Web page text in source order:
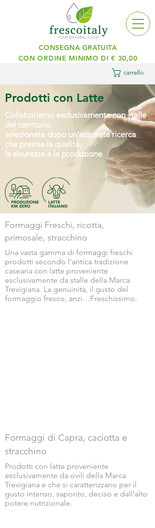
carrello
CONSEGNA GRATUITA
CON ORDINE MINIMO DI € 30,00
Prodotti con Latte
Collaboriamo esclusivamente con stalle
del territorio,
selezionate dopo un’accurata ricerca
che premia la qualità,
la sicurezza e la produzione
Formaggi Freschi, ricotta,
primosale, stracchino
Una vasta gamma di formaggi freschi
prodotti secondo l’antica tradizione
casearia con latte proveniente
esclusivamente da stalle della Marca
Trevigiana. La genuinità, il gusto del
formaggio fresco, anzi…Freschissimo.
Formaggi di Capra, caciotta e
stracchino
Prodotti con latte proveniente
esclusivamente da ovili della Marca
Trevigiana e che si caratterizzano per il
gusto intenso, saporito, deciso e dall’alto
potere nutrizionale.